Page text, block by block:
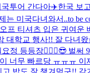
국투어 간다아✈️한국 보
는 미국다녀와서..to be
프 티셔츠 입은 귀여운
대학교 행사!! 잘 다녀왔
요정 등등장🧚🏻‍♀️😎 벌써
너무 빠르당 ㅠㅠㅠ 이
밥도 잘 챙겨먹구!! 감